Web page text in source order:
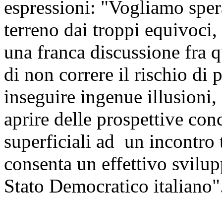
espressioni: "Vogliamo
terreno dai troppi
una franca discussione fra
di non correre il rischio di
inseguire ingenue illusioni,
aprire delle prospettive
superficiali ad un incontro
consenta un effettivo
Stato Democratico